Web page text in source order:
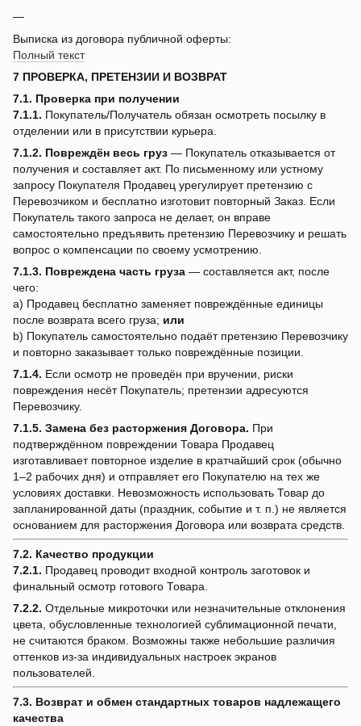
Выписка из договора публичной оферты:
Полный текст
7 ПРОВЕРКА, ПРЕТЕНЗИИ И ВОЗВРАТ
7.1. Проверка при получении
7.1.1. Покупатель/Получатель обязан осмотреть посылку в
отделении или в присутствии курьера.
7.1.2. Повреждён весь груз — Покупатель отказывается от
получения и составляет акт. По письменному или устному
запросу Покупателя Продавец урегулирует претензию с
Перевозчиком и бесплатно изготовит повторный Заказ. Если
Покупатель такого запроса не делает, он вправе
самостоятельно предъявить претензию Перевозчику и решать
вопрос о компенсации по своему усмотрению.
7.1.3. Повреждена часть груза — составляется акт, после
чего:
a) Продавец бесплатно заменяет повреждённые единицы
после возврата всего груза; или
b) Покупатель самостоятельно подаёт претензию Перевозчику
и повторно заказывает только повреждённые позиции.
7.1.4. Если осмотр не проведён при вручении, риски
повреждения несёт Покупатель; претензии адресуются
Перевозчику.
7.1.5. Замена без расторжения Договора. При
подтверждённом повреждении Товара Продавец
изготавливает повторное изделие в кратчайший срок (обычно
1–2 рабочих дня) и отправляет его Покупателю на тех же
условиях доставки. Невозможность использовать Товар до
запланированной даты (праздник, событие и т. п.) не является
основанием для расторжения Договора или возврата средств.
7.2. Качество продукции
7.2.1. Продавец проводит входной контроль заготовок и
финальный осмотр готового Товара.
7.2.2. Отдельные микроточки или незначительные отклонения
цвета, обусловленные технологией сублимационной печати,
не считаются браком. Возможны также небольшие различия
оттенков из-за индивидуальных настроек экранов
пользователей.
7.3. Возврат и обмен стандартных товаров надлежащего
качества